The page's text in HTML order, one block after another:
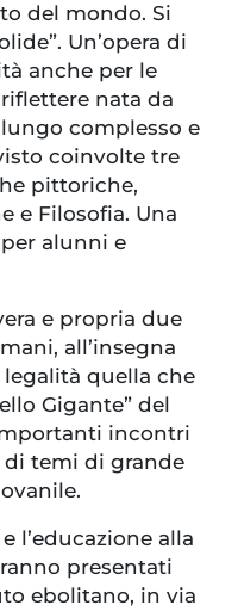
del mondo. Si
Un’opera di
anche per le
nata da
complesso e
coinvolte tre
pittoriche,
e Filosofia. Una
alunni e
e propria due
all’insegna
quella che
Gigante” del
incontri
temi di grande
l’educazione alla
presentati
ebolitano, in via